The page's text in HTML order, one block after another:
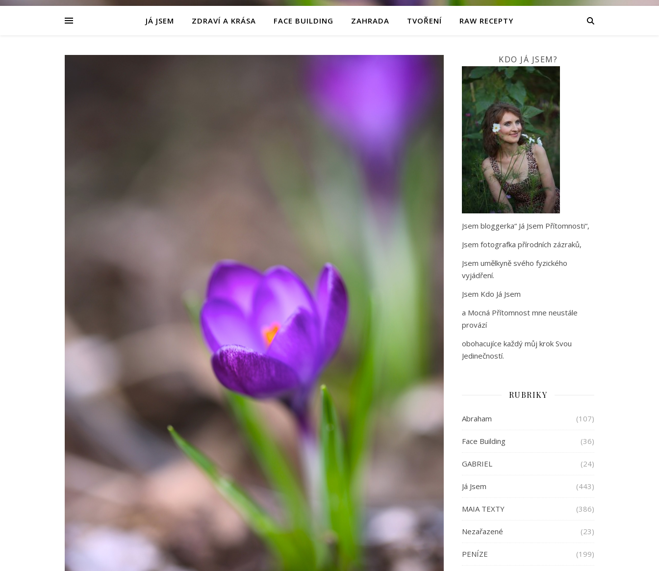
JÁ JSEM ZDRAVÍ A KRÁSA FACE BUILDING ZAHRADA TVOŘENÍ RAW RECEPTY
KDO JÁ JSEM?
Jsem bloggerka“ Já Jsem Přítomnosti“,
Jsem fotografka přírodních zázraků,
Jsem umělkyně svého fyzického
vyjádření.
Jsem Kdo Já Jsem
a Mocná Přítomnost mne neustále
provází
obohacujíce každý můj krok Svou
Jedinečností.
RUBRIKY
Abraham (107)
Face Building (36)
GABRIEL (24)
Já Jsem (443)
MAIA TEXTY (386)
Nezařazené (23)
PENÍZE (199)